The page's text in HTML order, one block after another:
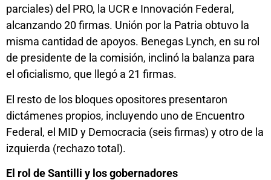
parciales) del PRO, la UCR e Innovación Federal,
alcanzando 20 firmas. Unión por la Patria obtuvo la
misma cantidad de apoyos. Benegas Lynch, en su rol
de presidente de la comisión, inclinó la balanza para
el oficialismo, que llegó a 21 firmas.
El resto de los bloques opositores presentaron
dictámenes propios, incluyendo uno de Encuentro
Federal, el MID y Democracia (seis firmas) y otro de la
izquierda (rechazo total).
El rol de Santilli y los gobernadores